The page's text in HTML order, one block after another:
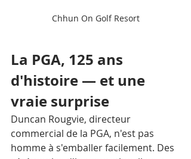
Chhun On Golf Resort
La PGA, 125 ans
d'histoire — et une
vraie surprise
Duncan Rougvie, directeur
commercial de la PGA, n'est pas
homme à s'emballer facilement. Des